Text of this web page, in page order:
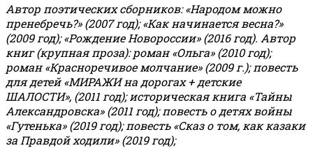
Автор поэтических сборников: «Народом можно
пренебречь?» (2007 год); «Как начинается весна?»
(2009 год); «Рождение Новороссии» (2016 год). Автор
книг (крупная проза): роман «Ольга» (2010 год);
роман «Красноречивое молчание» (2009 г.); повесть
для детей «МИРАЖИ на дорогах + детские
ШАЛОСТИ», (2011 год); историческая книга «Тайны
Александровска» (2011 год); повесть о детях войны
«Гутенька» (2019 год); повесть «Сказ о том, как казаки
за Правдой ходили» (2019 год);